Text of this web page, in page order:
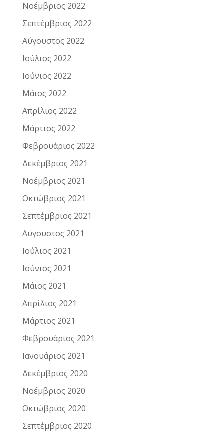
Νοέμβριος 2022
Σεπτέμβριος 2022
Αύγουστος 2022
Ιούλιος 2022
Ιούνιος 2022
Μάιος 2022
Απρίλιος 2022
Μάρτιος 2022
Φεβρουάριος 2022
Δεκέμβριος 2021
Νοέμβριος 2021
Οκτώβριος 2021
Σεπτέμβριος 2021
Αύγουστος 2021
Ιούλιος 2021
Ιούνιος 2021
Μάιος 2021
Απρίλιος 2021
Μάρτιος 2021
Φεβρουάριος 2021
Ιανουάριος 2021
Δεκέμβριος 2020
Νοέμβριος 2020
Οκτώβριος 2020
Σεπτέμβριος 2020